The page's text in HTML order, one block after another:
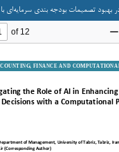
تصمیمات بودجه بندی سرمایه‌ای با